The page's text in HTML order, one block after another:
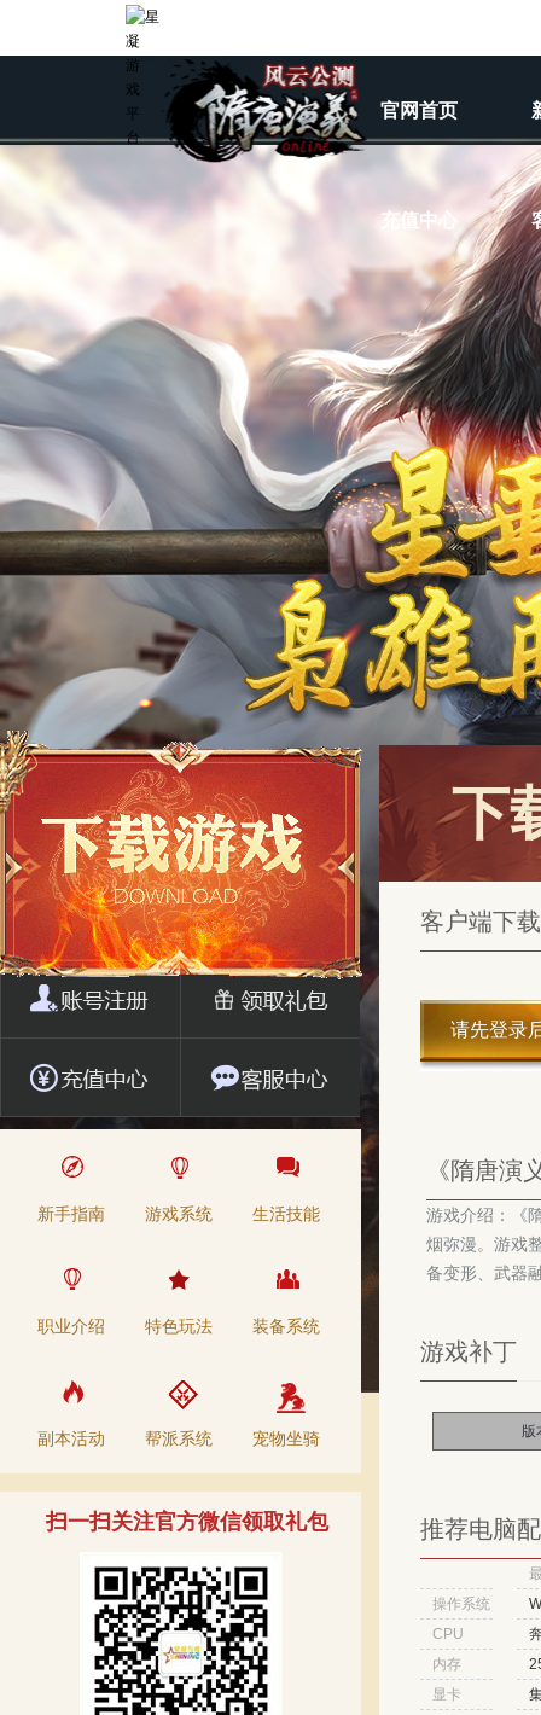
官网首页
充值中心
新手指南 游戏系统 生活技能
职业介绍 特色玩法 装备系统
副本活动 帮派系统 宠物坐骑
扫一扫关注官方微信领取礼包
下
客户端下载
请先登录
《隋唐演
游戏介绍：《
烟弥漫。游戏
备变形、武器
游戏补丁
版
推荐电脑
操作系统
CPU
内存
显卡